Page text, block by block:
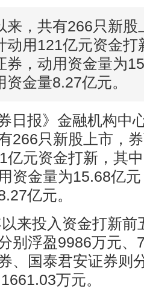
恒
来，共有266只新股
动用121亿元资金打
券，动用资金量为
金量8.27亿元。
日报》金融机构中
266只新股上市，
亿元资金打新，其
资金量为15.68亿
亿元。
来投入资金打新前
别浮盈9986万元、
、国泰君安证券则
万元。